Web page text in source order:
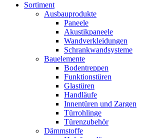
Sortiment
Ausbauprodukte
Paneele
Akustikpaneele
Wandverkleidungen
Schrankwandsysteme
Bauelemente
Bodentreppen
Funktionstüren
Glastüren
Handläufe
Innentüren und Zargen
Türrohlinge
Türenzubehör
Dämmstoffe